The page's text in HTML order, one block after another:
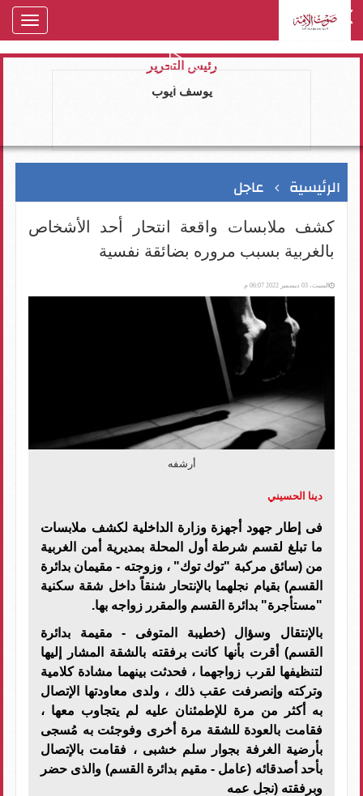
رئيس التحرير
يوسف ايوب
الرئيسية عاجل
كشف ملابسات واقعة انتحار أحد الأشخاص
بالغربية بسبب مروره بضائقة نفسية
السبت، 03 ديسمبر 2022 06:07 م
أرشفه
دينا الحسيني
فى إطار جهود أجهزة وزارة الداخلية لكشف ملابسات
ما تبلغ لقسم شرطة أول المحلة بمديرية أمن الغربية
من (سائق مركبة "توك توك" ، وزوجته - مقيمان بدائرة
القسم) بقيام نجلهما بالإنتحار شنقاً داخل شقة سكنية
"مستأجرة" بدائرة القسم والمقرر زواجه بها.
بالإنتقال وسؤال (خطيبة المتوفى - مقيمة بدائرة
القسم) أقرت بأنها كانت برفقته بالشقة المشار إليها
لتنظيفها لقرب زواجهما ، فحدثت بينهما مشادة كلامية
وتركته وإنصرفت عقب ذلك ، ولدى معاودتها الإتصال
به أكثر من مرة للإطمئنان عليه لم يتجاوب معها ،
فقامت بالعودة للشقة مرة أخرى وفوجئت به مُسجى
بأرضية الغرفة بجوار سلم خشبى ، فقامت بالإتصال
بأحد أصدقائه (عامل - مقيم بدائرة القسم) والذى حضر
وبرفقته (نجل عمه